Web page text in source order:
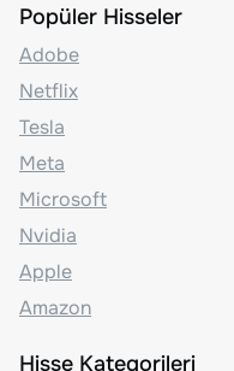
Popüler Hisseler
Adobe
Netflix
Tesla
Meta
Microsoft
Nvidia
Apple
Amazon
Hisse Kategorileri